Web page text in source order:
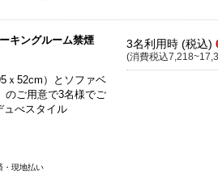
キングルーム禁煙
ｘ52cm）とソファベ
のご用意で3名様でご
ュべスタイル
・現地払い
3名利用時 (税込)
(消費税込